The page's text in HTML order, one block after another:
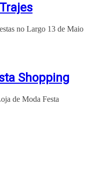
no Largo 13 de Maio
Shopping
de Moda Festa